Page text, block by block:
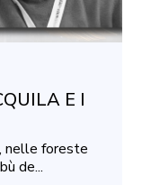
E I
nelle foreste
de...